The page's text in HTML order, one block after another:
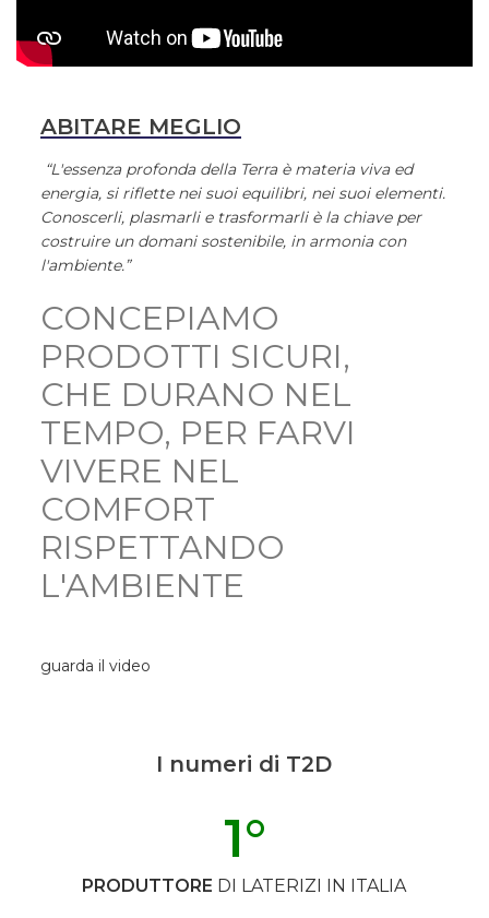
ABITARE MEGLIO
“L'essenza profonda della Terra è materia viva ed
energia, si riflette nei suoi equilibri, nei suoi elementi.
Conoscerli, plasmarli e trasformarli è la chiave per
costruire un domani sostenibile, in armonia con
l'ambiente.”
CONCEPIAMO
PRODOTTI SICURI,
CHE DURANO NEL
TEMPO, PER FARVI
VIVERE NEL
COMFORT
RISPETTANDO
L'AMBIENTE
guarda il video
I numeri di T2D
PRODUTTORE DI LATERIZI IN ITALIA
1°